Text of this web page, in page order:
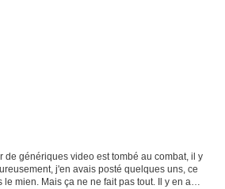
de génériques video est tombé au combat, il y
j'en avais posté quelques uns, ce
mien. Mais ça ne ne fait pas tout. Il y en a